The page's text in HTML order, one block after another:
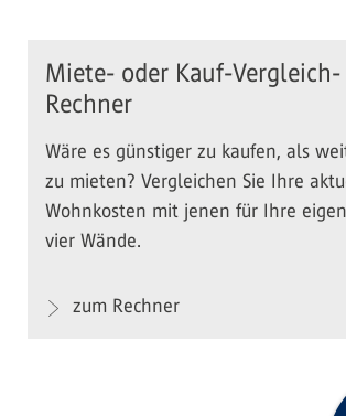
Miete- oder Kauf-Vergleich-
Rechner
Wäre es günstiger zu kaufen, als
zu mieten? Vergleichen Sie Ihre
Wohnkosten mit jenen für Ihre
vier Wände.
zum Rechner